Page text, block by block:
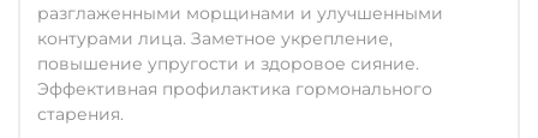
разглаженными морщинами и улучшенными
контурами лица. Заметное укрепление,
повышение упругости и здоровое сияние.
Эффективная профилактика гормонального
старения.